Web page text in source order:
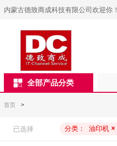
内蒙古德致商成科技有限公司欢迎你！
全部产品分类
首页 >
已选择 分类： 油印机 ×